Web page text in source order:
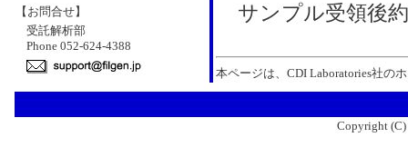
サンプル受領後
本ページは、CDI Laboratories社の
【お問合せ】
受託解析部
Phone 052-624-4388
Copyright